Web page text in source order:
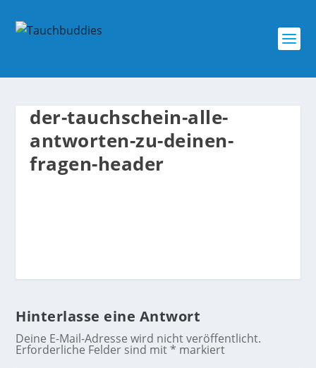
der-tauchschein-alle-
antworten-zu-deinen-
fragen-header
Hinterlasse eine Antwort
Deine E-Mail-Adresse wird nicht veröffentlicht.
Erforderliche Felder sind mit* markiert